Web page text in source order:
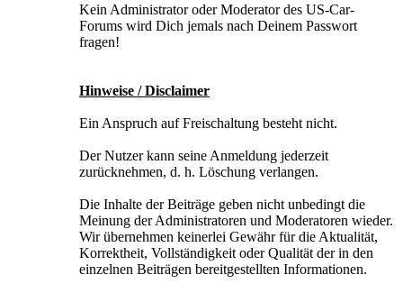
Kein Administrator oder Moderator des US-Car-
Forums wird Dich jemals nach Deinem Passwort
fragen!
Hinweise / Disclaimer
Ein Anspruch auf Freischaltung besteht nicht.
Der Nutzer kann seine Anmeldung jederzeit
zurücknehmen, d. h. Löschung verlangen.
Die Inhalte der Beiträge geben nicht unbedingt die
Meinung der Administratoren und Moderatoren wieder.
Wir übernehmen keinerlei Gewähr für die Aktualität,
Korrektheit, Vollständigkeit oder Qualität der in den
einzelnen Beiträgen bereitgestellten Informationen.